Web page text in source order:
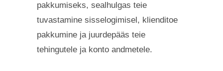
pakkumiseks, sealhulgas teie
tuvastamine sisselogimisel, klienditoe
pakkumine ja juurdepääs teie
tehingutele ja konto andmetele.